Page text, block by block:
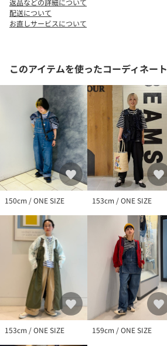
返品などの詳細について
配送について
お直しサービスについて
このアイテムを使ったコーディネート
150cm / ONE SIZE 153cm / ONE SIZE
153cm / ONE SIZE 159cm / ONE SIZE